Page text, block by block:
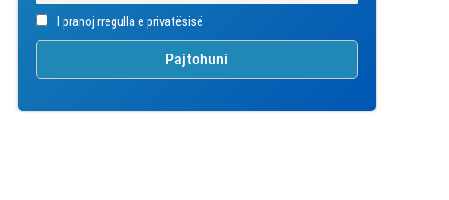
I pranoj rregulla e privatësisë